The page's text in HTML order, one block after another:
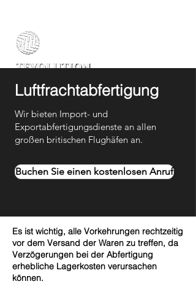
Luftfrachtabfertigung
Wir bieten Import- und
Exportabfertigungsdienste an allen
großen britischen Flughäfen an.
Buchen Sie einen kostenlosen Anruf
Es ist wichtig, alle Vorkehrungen rechtzeitig
vor dem Versand der Waren zu treffen, da
Verzögerungen bei der Abfertigung
erhebliche Lagerkosten verursachen
können.